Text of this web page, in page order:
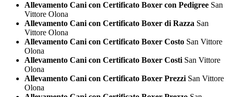
Allevamento Cani con Certificato Boxer con Pedigree San
Vittore Olona
Allevamento Cani con Certificato Boxer di Razza San
Vittore Olona
Allevamento Cani con Certificato Boxer Costo San Vittore
Olona
Allevamento Cani con Certificato Boxer Costi San Vittore
Olona
Allevamento Cani con Certificato Boxer Prezzi San Vittore
Olona